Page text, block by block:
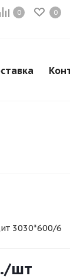
0 0
3030*600/6
/шт